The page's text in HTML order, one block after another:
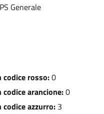
Generale
codice rosso:0
arancione:0
codice azzurro: 3